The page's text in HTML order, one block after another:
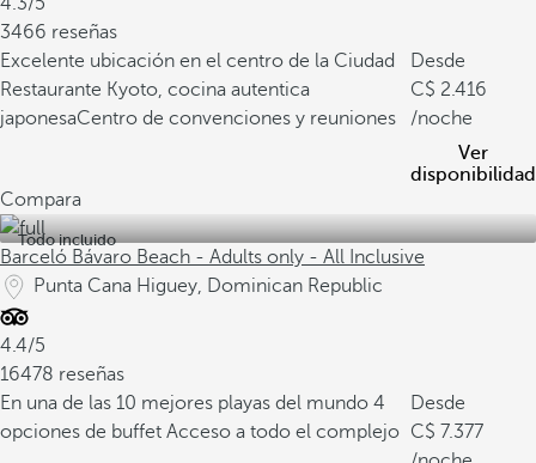
3466 reseñas
Excelente ubicación en el centro de la Ciudad
Restaurante Kyoto, cocina autentica
japonesaCentro de convenciones y reuniones
Desde
2.416
/noche
Ver
disponibilidad
Compara
Todo incluido
Barceló Bávaro Beach - Adults only - All Inclusive
Punta Cana Higuey, Dominican Republic
4.4/5
16478 reseñas
En una de las 10 mejores playas del mundo 4
opciones de buffet Acceso a todo el complejo
Desde
7.377